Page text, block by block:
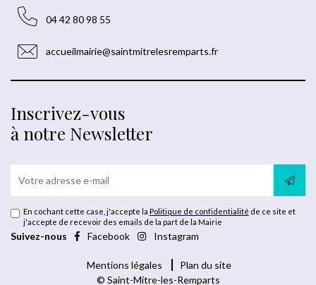
04 42 80 98 55
accueilmairie@saintmitrelesremparts.fr
Inscrivez-vous
à notre Newsletter
En cochant cette case, j'accepte la Politique de confidentialité de ce site et
j'accepte de recevoir des emails de la part de la Mairie
Suivez-nous Facebook Instagram
Mentions légales
Plan du site
© Saint-Mitre-les-Remparts